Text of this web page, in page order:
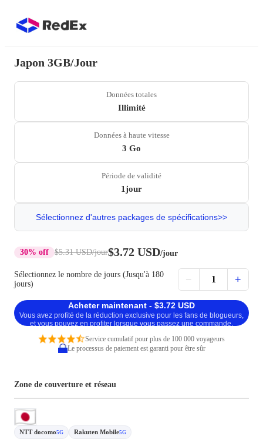
Japon 3GB/Jour
Données totales
Illimité
Données à haute vitesse
3 Go
Période de validité
1jour
Sélectionnez d'autres packages de spécifications>>
30% off $5.31 USD/jour$3.72 USD/jour
Sélectionnez le nombre de jours (Jusqu'à 180
jours)
− 1 +
Acheter maintenant - $3.72 USD
Vous avez profité de la réduction exclusive pour les fans de blogueurs,
et vous pouvez en profiter lorsque vous passez une commande.
Service cumulatif pour plus de 100 000 voyageurs
Le processus de paiement est garanti pour être sûr
Zone de couverture et réseau
NTT docomo5G Rakuten Mobile5G